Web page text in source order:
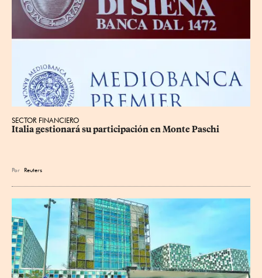
SECTOR FINANCIERO
Italia gestionará su participación en Monte Paschi
Por Reuters